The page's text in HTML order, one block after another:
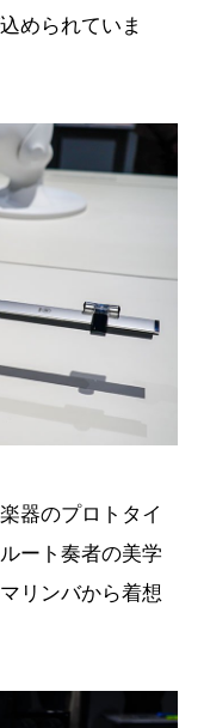
められていま
器のプロトタイ
ート奏者の美学
リンバから着想